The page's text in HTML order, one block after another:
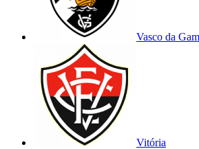
Vasco da
Vitória